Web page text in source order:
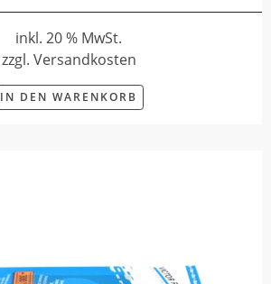
inkl. 20 % MwSt.
zzgl. Versandkosten
IN DEN WARENKORB